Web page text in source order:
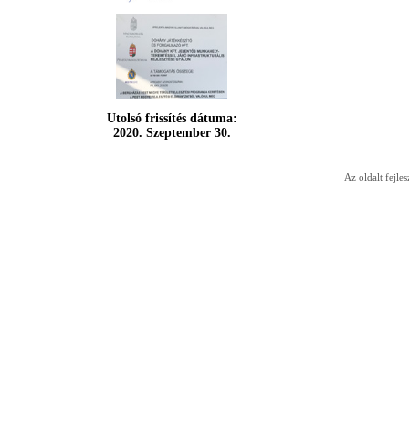
Utolsó frissítés dátuma:
2020. Szeptember 30.
Az oldalt